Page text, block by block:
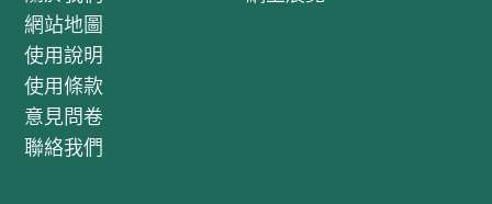
網站地圖
使用說明
使用條款
意見問卷
聯絡我們